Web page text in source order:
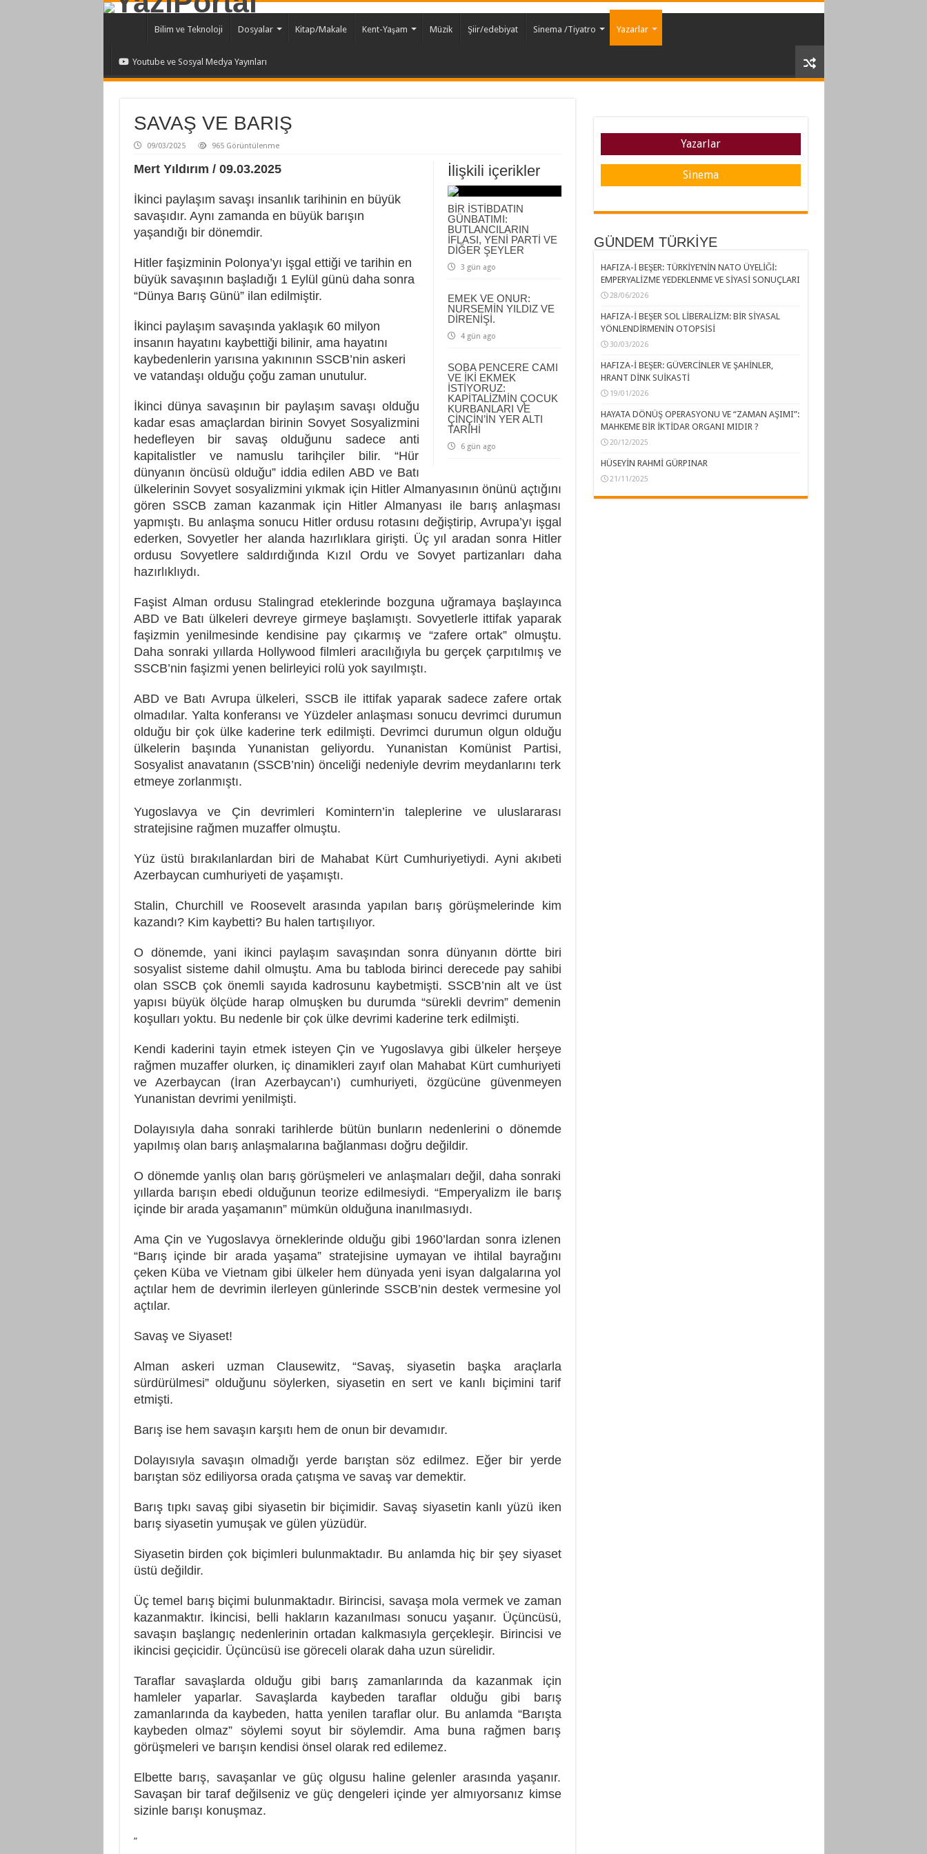
Bilim ve Teknoloji Dosyalar Kitap/Makale Kent-Yaşam Müzik Şiir/edebiyat Sinema /Tiyatro Yazarlar
Youtube ve Sosyal Medya Yayınları
SAVAŞ VE BARIŞ
09/03/2025 965 Görüntülenme
İlişkili içerikler
BİR İSTİBDATIN
GÜNBATIMI:
BUTLANCILARIN
İFLASI, YENİ PARTİ VE
DİĞER ŞEYLER
3 gün ago
EMEK VE ONUR:
NURSEMİN YILDIZ VE
DİRENİŞİ.
4 gün ago
SOBA PENCERE CAMI
VE İKİ EKMEK
İSTİYORUZ:
KAPİTALİZMİN ÇOCUK
KURBANLARI VE
ÇİNÇİN’İN YER ALTI
TARİHİ
6 gün ago
Mert Yıldırım / 09.03.2025
İkinci paylaşım savaşı insanlık tarihinin en büyük
savaşıdır. Aynı zamanda en büyük barışın
yaşandığı bir dönemdir.
Hitler faşizminin Polonya’yı işgal ettiği ve tarihin en
büyük savaşının başladığı 1 Eylül günü daha sonra
“Dünya Barış Günü” ilan edilmiştir.
İkinci paylaşım savaşında yaklaşık 60 milyon
insanın hayatını kaybettiği bilinir, ama hayatını
kaybedenlerin yarısına yakınının SSCB’nin askeri
ve vatandaşı olduğu çoğu zaman unutulur.
İkinci dünya savaşının bir paylaşım savaşı olduğu
kadar esas amaçlardan birinin Sovyet Sosyalizmini
hedefleyen bir savaş olduğunu sadece anti
kapitalistler ve namuslu tarihçiler bilir. “Hür
dünyanın öncüsü olduğu” iddia edilen ABD ve Batı
ülkelerinin Sovyet sosyalizmini yıkmak için Hitler Almanyasının önünü açtığını
gören SSCB zaman kazanmak için Hitler Almanyası ile barış anlaşması
yapmıştı. Bu anlaşma sonucu Hitler ordusu rotasını değiştirip, Avrupa’yı işgal
ederken, Sovyetler her alanda hazırlıklara girişti. Üç yıl aradan sonra Hitler
ordusu Sovyetlere saldırdığında Kızıl Ordu ve Sovyet partizanları daha
hazırlıklıydı.
Faşist Alman ordusu Stalingrad eteklerinde bozguna uğramaya başlayınca
ABD ve Batı ülkeleri devreye girmeye başlamıştı. Sovyetlerle ittifak yaparak
faşizmin yenilmesinde kendisine pay çıkarmış ve “zafere ortak” olmuştu.
Daha sonraki yıllarda Hollywood filmleri aracılığıyla bu gerçek çarpıtılmış ve
SSCB’nin faşizmi yenen belirleyici rolü yok sayılmıştı.
ABD ve Batı Avrupa ülkeleri, SSCB ile ittifak yaparak sadece zafere ortak
olmadılar. Yalta konferansı ve Yüzdeler anlaşması sonucu devrimci durumun
olduğu bir çok ülke kaderine terk edilmişti. Devrimci durumun olgun olduğu
ülkelerin başında Yunanistan geliyordu. Yunanistan Komünist Partisi,
Sosyalist anavatanın (SSCB’nin) önceliği nedeniyle devrim meydanlarını terk
etmeye zorlanmıştı.
Yugoslavya ve Çin devrimleri Komintern’in taleplerine ve uluslararası
stratejisine rağmen muzaffer olmuştu.
Yüz üstü bırakılanlardan biri de Mahabat Kürt Cumhuriyetiydi. Ayni akıbeti
Azerbaycan cumhuriyeti de yaşamıştı.
Stalin, Churchill ve Roosevelt arasında yapılan barış görüşmelerinde kim
kazandı? Kim kaybetti? Bu halen tartışılıyor.
O dönemde, yani ikinci paylaşım savaşından sonra dünyanın dörtte biri
sosyalist sisteme dahil olmuştu. Ama bu tabloda birinci derecede pay sahibi
olan SSCB çok önemli sayıda kadrosunu kaybetmişti. SSCB’nin alt ve üst
yapısı büyük ölçüde harap olmuşken bu durumda “sürekli devrim” demenin
koşulları yoktu. Bu nedenle bir çok ülke devrimi kaderine terk edilmişti.
Kendi kaderini tayin etmek isteyen Çin ve Yugoslavya gibi ülkeler herşeye
rağmen muzaffer olurken, iç dinamikleri zayıf olan Mahabat Kürt cumhuriyeti
ve Azerbaycan (İran Azerbaycan’ı) cumhuriyeti, özgücüne güvenmeyen
Yunanistan devrimi yenilmişti.
Dolayısıyla daha sonraki tarihlerde bütün bunların nedenlerini o dönemde
yapılmış olan barış anlaşmalarına bağlanması doğru değildir.
O dönemde yanlış olan barış görüşmeleri ve anlaşmaları değil, daha sonraki
yıllarda barışın ebedi olduğunun teorize edilmesiydi. “Emperyalizm ile barış
içinde bir arada yaşamanın” mümkün olduğuna inanılmasıydı.
Ama Çin ve Yugoslavya örneklerinde olduğu gibi 1960’lardan sonra izlenen
“Barış içinde bir arada yaşama” stratejisine uymayan ve ihtilal bayrağını
çeken Küba ve Vietnam gibi ülkeler hem dünyada yeni isyan dalgalarına yol
açtılar hem de devrimin ilerleyen günlerinde SSCB’nin destek vermesine yol
açtılar.
Savaş ve Siyaset!
Alman askeri uzman Clausewitz, “Savaş, siyasetin başka araçlarla
sürdürülmesi” olduğunu söylerken, siyasetin en sert ve kanlı biçimini tarif
etmişti.
Barış ise hem savaşın karşıtı hem de onun bir devamıdır.
Dolayısıyla savaşın olmadığı yerde barıştan söz edilmez. Eğer bir yerde
barıştan söz ediliyorsa orada çatışma ve savaş var demektir.
Barış tıpkı savaş gibi siyasetin bir biçimidir. Savaş siyasetin kanlı yüzü iken
barış siyasetin yumuşak ve gülen yüzüdür.
Siyasetin birden çok biçimleri bulunmaktadır. Bu anlamda hiç bir şey siyaset
üstü değildir.
Üç temel barış biçimi bulunmaktadır. Birincisi, savaşa mola vermek ve zaman
kazanmaktır. İkincisi, belli hakların kazanılması sonucu yaşanır. Üçüncüsü,
savaşın başlangıç nedenlerinin ortadan kalkmasıyla gerçekleşir. Birincisi ve
ikincisi geçicidir. Üçüncüsü ise göreceli olarak daha uzun sürelidir.
Taraflar savaşlarda olduğu gibi barış zamanlarında da kazanmak için
hamleler yaparlar. Savaşlarda kaybeden taraflar olduğu gibi barış
zamanlarında da kaybeden, hatta yenilen taraflar olur. Bu anlamda “Barışta
kaybeden olmaz” söylemi soyut bir söylemdir. Ama buna rağmen barış
görüşmeleri ve barışın kendisi önsel olarak red edilemez.
Elbette barış, savaşanlar ve güç olgusu haline gelenler arasında yaşanır.
Savaşan bir taraf değilseniz ve güç dengeleri içinde yer almıyorsanız kimse
sizinle barışı konuşmaz.
“
Yazarlar
Sinema
GÜNDEM TÜRKİYE
HAFIZA-İ BEŞER: TÜRKİYE’NİN NATO ÜYELİĞİ:
EMPERYALİZME YEDEKLENME VE SİYASİ SONUÇLARI
28/06/2026
HAFIZA-İ BEŞER SOL LİBERALİZM: BİR SİYASAL
YÖNLENDİRMENİN OTOPSİSİ
30/03/2026
HAFIZA-İ BEŞER: GÜVERCİNLER VE ŞAHİNLER,
HRANT DİNK SUİKASTİ
19/01/2026
HAYATA DÖNÜŞ OPERASYONU VE “ZAMAN AŞIMI”:
MAHKEME BİR İKTİDAR ORGANI MIDIR ?
20/12/2025
HÜSEYİN RAHMİ GÜRPINAR
21/11/2025